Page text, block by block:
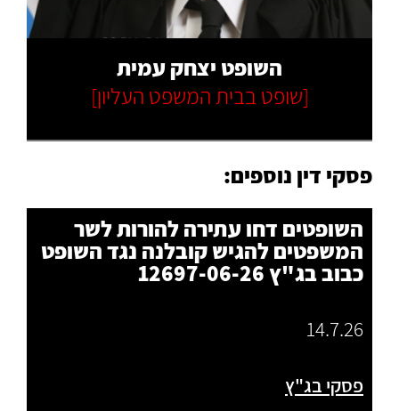
השופט יצחק עמית
[שופט בבית המשפט העליון]
פסקי דין נוספים:
השופטים דחו עתירה להורות לשר
המשפטים להגיש קובלנה נגד השופט
כבוב בג"ץ 12697-06-26
14.7.26
פסקי בג"ץ